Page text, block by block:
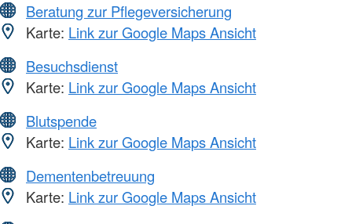
Beratung zur Pflegeversicherung
Karte: Link zur Google Maps Ansicht
Besuchsdienst
Karte: Link zur Google Maps Ansicht
Blutspende
Karte: Link zur Google Maps Ansicht
Dementenbetreuung
Karte: Link zur Google Maps Ansicht